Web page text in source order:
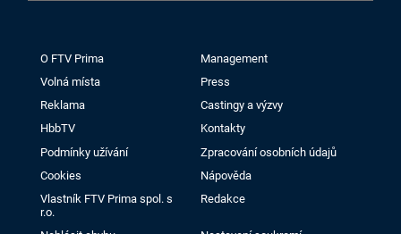
O FTV Prima
Management
Volná místa
Press
Reklama
Castingy a výzvy
HbbTV
Kontakty
Podmínky užívání
Zpracování osobních údajů
Cookies
Nápověda
Vlastník FTV Prima spol. s
r.o.
Redakce